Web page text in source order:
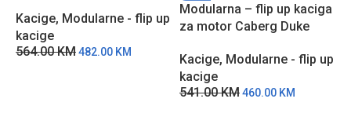
Kacige, Modularne - flip up
kacige
564.00KM482.00 KM
Modularna – flip up kaciga
za motor Caberg Duke
Kacige, Modularne - flip up
kacige
541.00KM460.00 KM